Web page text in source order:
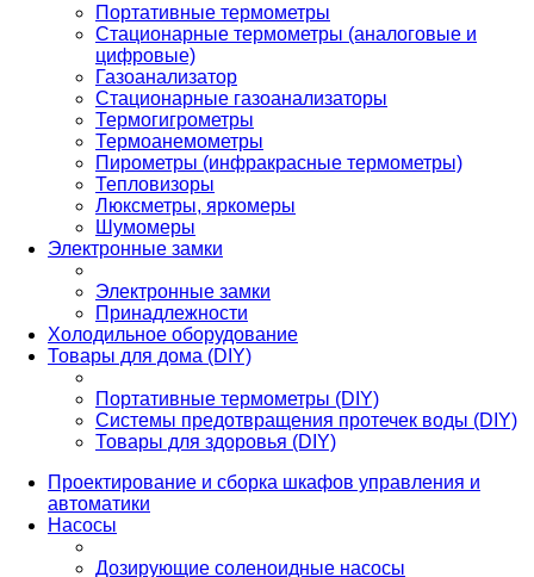
Портативные термометры
Стационарные термометры (аналоговые и
цифровые)
Газоанализатор
Стационарные газоанализаторы
Термогигрометры
Термоанемометры
Пирометры (инфракрасные термометры)
Тепловизоры
Люксметры, яркомеры
Шумомеры
Электронные замки
Электронные замки
Принадлежности
Холодильное оборудование
Товары для дома (DIY)
Портативные термометры (DIY)
Системы предотвращения протечек воды (DIY)
Товары для здоровья (DIY)
Проектирование и сборка шкафов управления и
автоматики
Насосы
Дозирующие соленоидные насосы